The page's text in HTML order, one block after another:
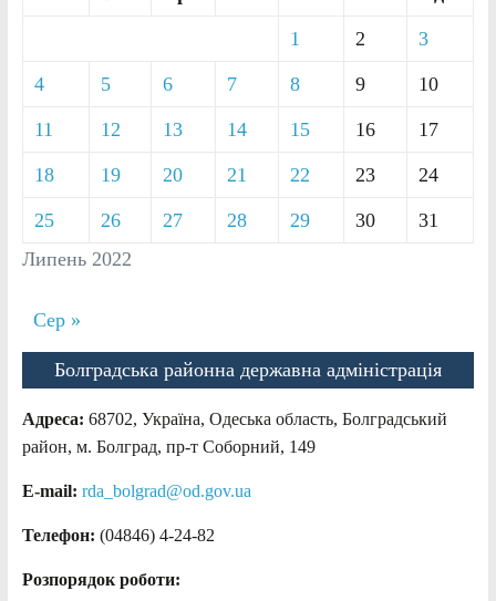
Липень 2022
1 2 3
4 5 6 7 8 9 10
11 12 13 14 15 16 17
18 19 20 21 22 23 24
25 26 27 28 29 30 31
Сер »
Болградська районна державна адміністрація
Адреса: 68702, Україна, Одеська область, Болградський
район, м. Болград, пр-т Соборний, 149
E-mail: rda_bolgrad@od.gov.ua
Телефон: (04846) 4-24-82
Розпорядок роботи: